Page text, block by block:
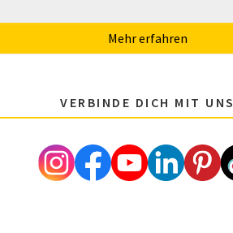
Mehr erfahren
VERBINDE DICH MIT UNS